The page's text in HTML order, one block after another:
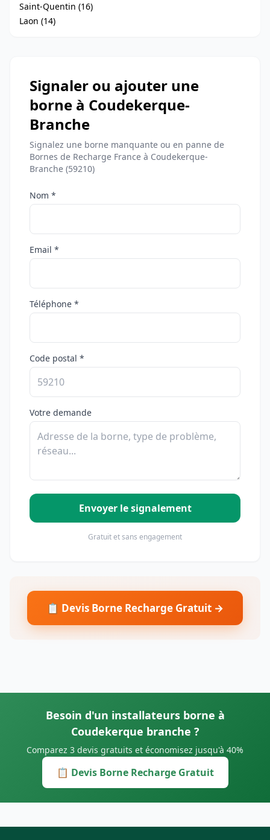
Saint-Quentin (16)
Laon (14)
Signaler ou ajouter une
borne à Coudekerque-
Branche
Signalez une borne manquante ou en panne de
Bornes de Recharge France à Coudekerque-
Branche (59210)
Nom *
Email *
Téléphone *
Code postal *
Votre demande
Envoyer le signalement
Gratuit et sans engagement
📋 Devis Borne Recharge Gratuit →
Besoin d'un installateurs borne à
Coudekerque branche ?
Comparez 3 devis gratuits et économisez jusqu'à 40%
📋 Devis Borne Recharge Gratuit